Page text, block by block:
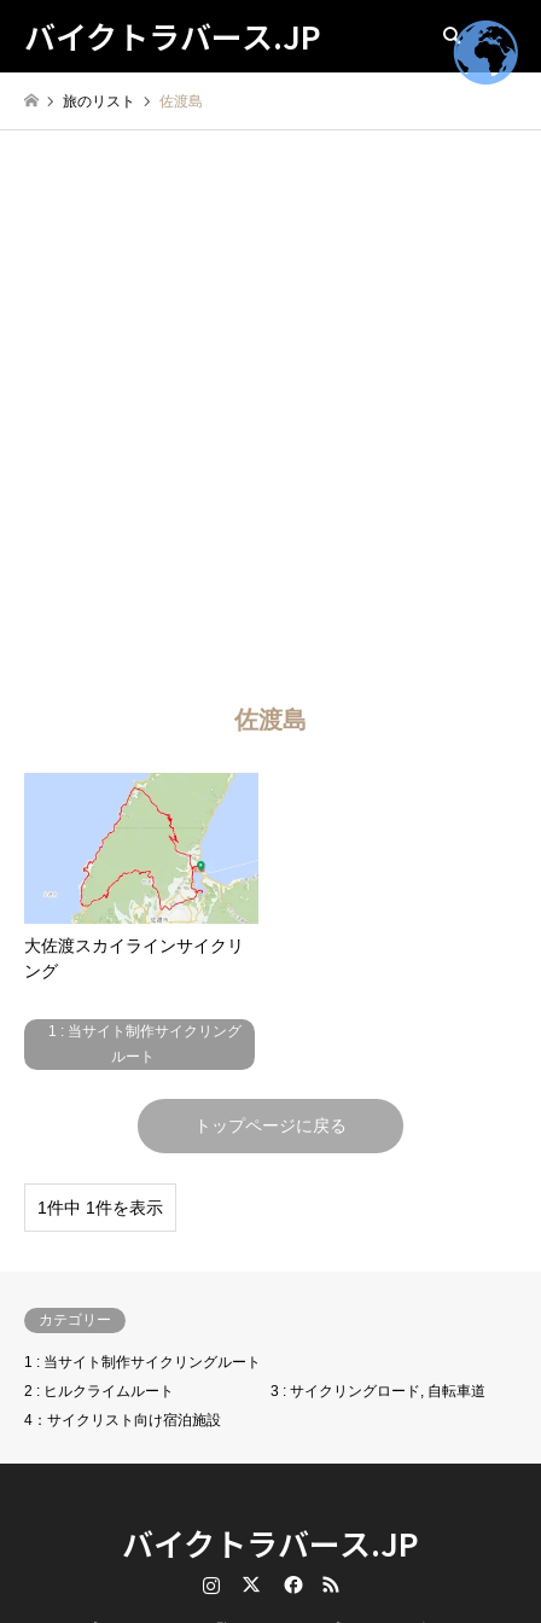
バイクトラバース.JP 検索
旅のリスト 佐渡島
佐渡島
大佐渡スカイラインサイクリ
ング
1 : 当サイト制作サイクリング
ルート
トップページに戻る
1件中 1件を表示
カテゴリー
1 : 当サイト制作サイクリングルート
2 : ヒルクライムルート
3 : サイクリングロード, 自転車道
4：サイクリスト向け宿泊施設
バイクトラバース.JP
RSS